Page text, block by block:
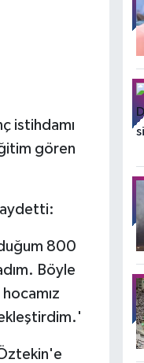
istihdamı
gören
800
Böyle